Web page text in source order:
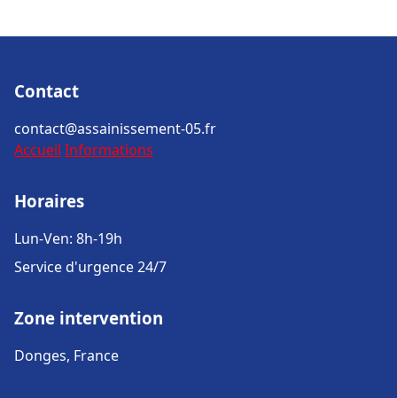
Contact
contact@assainissement-05.fr
Accueil Informations
Horaires
Lun-Ven: 8h-19h
Service d'urgence 24/7
Zone intervention
Donges, France